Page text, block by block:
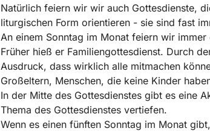
Natürlich feiern wir wir auch Gottesdienste,
liturgischen Form orientieren - sie sind fast
An einem Sonntag im Monat feiern wir
Früher hieß er Familiengottesdienst. Durch
Ausdruck, dass wirklich alle mitmachen
Großeltern, Menschen, die keine Kinder
In der Mitte des Gottesdienstes gibt es eine
Thema des Gottesdienstes vertiefen.
Wenn es einen fünften Sonntag im Monat